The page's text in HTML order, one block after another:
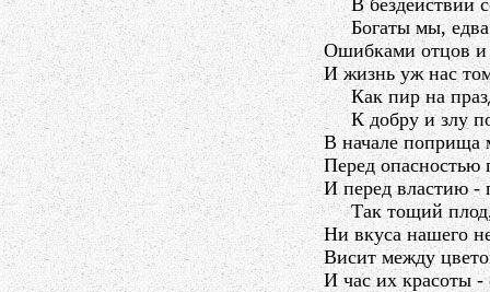
В бездействии
Богаты мы, едва
Ошибками отцов
И жизнь уж нас
Как пир на
К добру и злу
В начале поприща
Перед
И перед властию -
Так тощий плод,
Ни вкуса нашего
Висит между
И час их красоты -